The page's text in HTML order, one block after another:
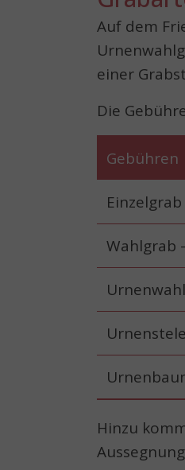
Auf dem
einer
Die
Gebühren
Einzelgrab
Wahlgrab
Urnenstele
Hinzu